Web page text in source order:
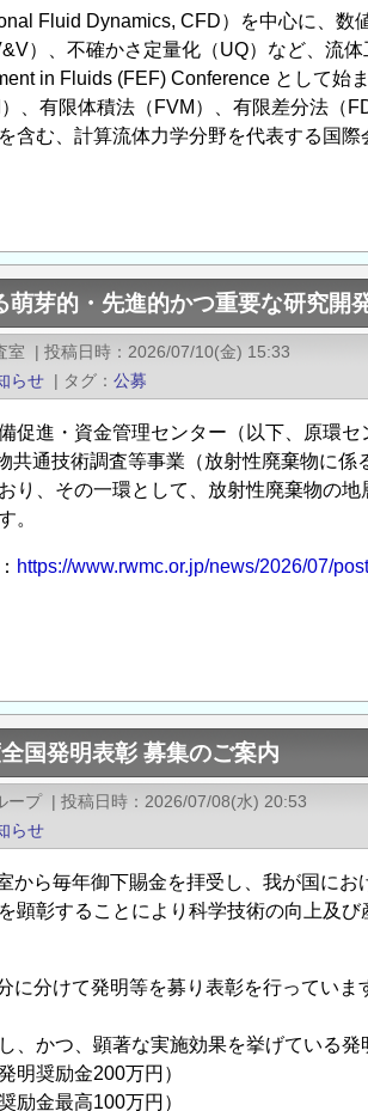
Fluid Dynamics, CFD）を中心に、数
）、不確かさ定量化（UQ）など、流
in Fluids (FEF) Conference として始
、有限体積法（FVM）、有限差分法（
含む、計算流体力学分野を代表する国際
芽的・先進的かつ重要な研究開
室 | 投稿日時
2026/07/10(金) 15:33
らせ | タグ 公募
促進・資金管理センター（以下、原環
共通技術調査等事業（放射性廃棄物に
り、その一環として、放射性廃棄物の
。
https://www.rwmc.or.jp/news/2026/07/
国発明表彰 募集のご案内
ープ | 投稿日時
2026/07/08(水) 20:53
らせ
から毎年御下賜金を拝受し、我が国に
顕彰することにより科学技術の向上及
分けて発明等を募り表彰を行っていま
かつ、顕著な実施効果を挙げている発
奨励金200万円）
金最高100万円）